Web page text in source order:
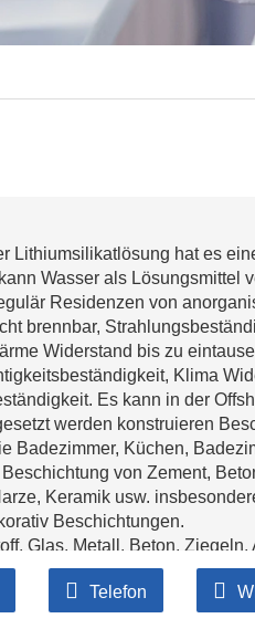
Lithiumsilikatlösung hat es
Wasser als Lösungsmittel
Residenzen von
brennbar,
Widerstand bis zu
Klima
Es kann in der
werden konstruieren
Badezimmer, Küchen,
von Zement,
Keramik usw.
Beschichtungen.
Glas, Metall, Beton, Ziegeln,
Dämmplatten,
Verspätung verwendet zum
Telefon